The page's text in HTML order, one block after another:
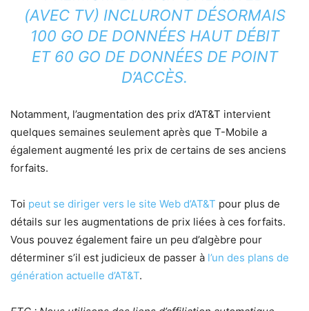
(AVEC TV) INCLURONT DÉSORMAIS
100 GO DE DONNÉES HAUT DÉBIT
ET 60 GO DE DONNÉES DE POINT
D’ACCÈS.
Notamment, l’augmentation des prix d’AT&T intervient
quelques semaines seulement après que T-Mobile a
également augmenté les prix de certains de ses anciens
forfaits.
Toi peut se diriger vers le site Web d’AT&T pour plus de
détails sur les augmentations de prix liées à ces forfaits.
Vous pouvez également faire un peu d’algèbre pour
déterminer s’il est judicieux de passer à l’un des plans de
génération actuelle d’AT&T.